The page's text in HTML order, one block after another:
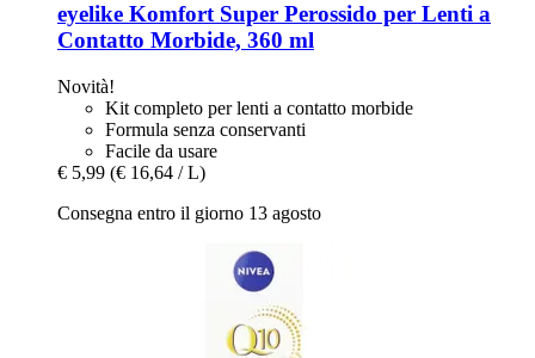
eyelike Komfort Super Perossido per Lenti a
Contatto Morbide, 360 ml
Novità!
Kit completo per lenti a contatto morbide
Formula senza conservanti
Facile da usare
€ 5,99 (€ 16,64 / L)
Consegna entro il giorno 13 agosto